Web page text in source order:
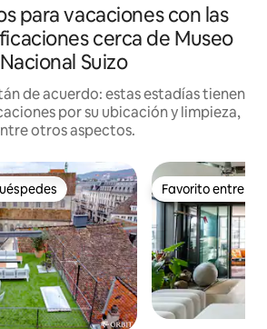
para vacaciones con las
cerca de Museo
Nacional Suizo
de acuerdo: estas estadías tienen
por su ubicación y limpieza,
otros aspectos.
más destacadosFavorito entre
Favorito entre